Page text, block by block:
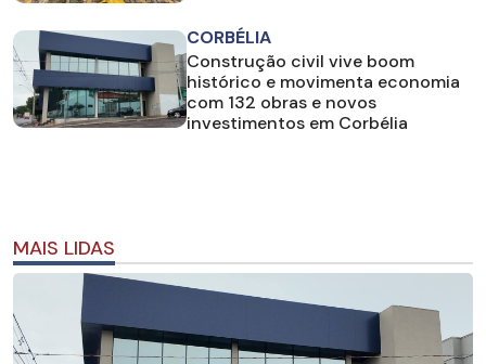
CORBÉLIA
Construção civil vive boom
histórico e movimenta economia
com 132 obras e novos
investimentos em Corbélia
MAIS LIDAS